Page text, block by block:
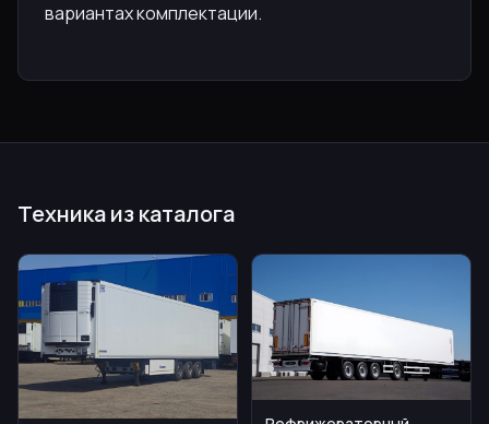
вариантах комплектации.
Техника из каталога